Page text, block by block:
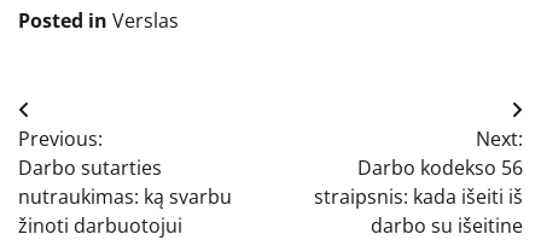
Posted in Verslas
Navigacija
tarp
įrašų
Previous:
Darbo sutarties
nutraukimas: ką svarbu
žinoti darbuotojui
Next:
Darbo kodekso 56
straipsnis: kada išeiti iš
darbo su išeitine